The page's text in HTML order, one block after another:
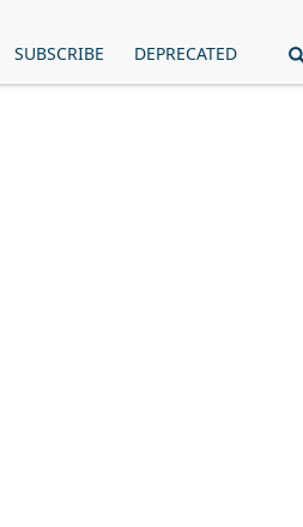
SUBSCRIBE DEPRECATED